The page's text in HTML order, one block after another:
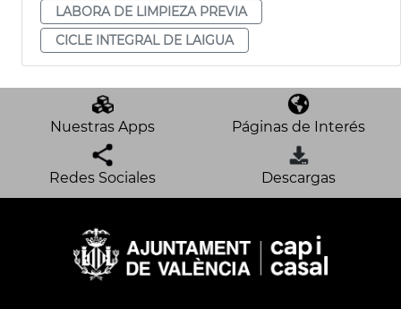
LABORA DE LIMPIEZA PREVIA
CICLE INTEGRAL DE LAIGUA
Nuestras Apps Páginas de Interés
Redes Sociales Descargas